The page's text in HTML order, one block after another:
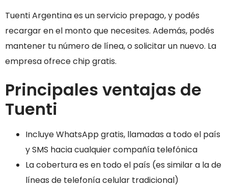
Tuenti Argentina es un servicio prepago, y podés
recargar en el monto que necesites. Además, podés
mantener tu número de línea, o solicitar un nuevo. La
empresa ofrece chip gratis.
Principales ventajas de
Tuenti
Incluye WhatsApp gratis, llamadas a todo el país
y SMS hacia cualquier compañía telefónica
La cobertura es en todo el país (es similar a la de
líneas de telefonía celular tradicional)